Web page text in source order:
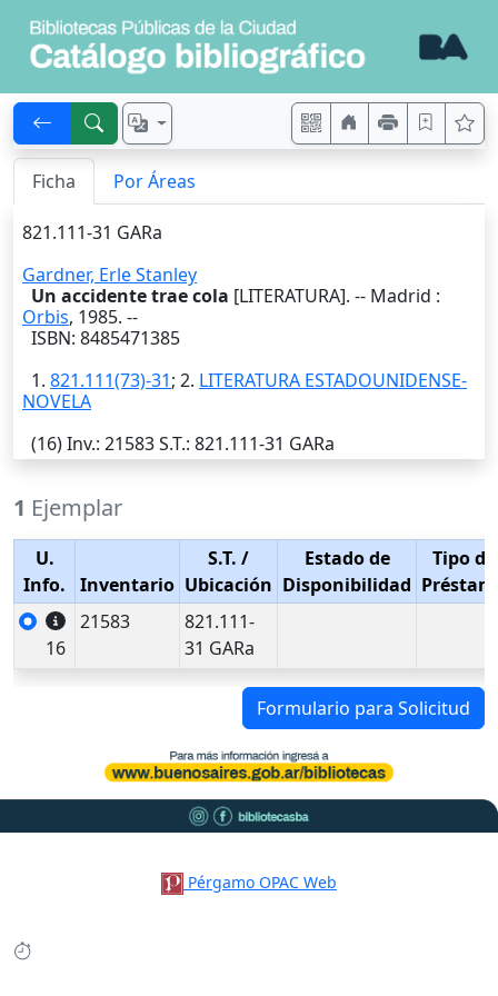
Ficha Por Áreas
821.111-31 GARa
Gardner, Erle Stanley
Un accidente trae cola [LITERATURA]. -- Madrid :
Orbis, 1985. --
ISBN: 8485471385
1. 821.111(73)-31; 2. LITERATURA ESTADOUNIDENSE-
NOVELA
(16)Inv.: 21583S.T.: 821.111-31 GARa
1 Ejemplar
U.
Info.
Inventario
S.T. /
Ubicación
Estado de
Disponibilidad
Tipo de
16
21583
821.111-
31 GARa
Formulario para Solicitud
Pérgamo OPAC Web